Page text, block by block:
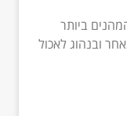
ביותר
ובנהוג לאכול